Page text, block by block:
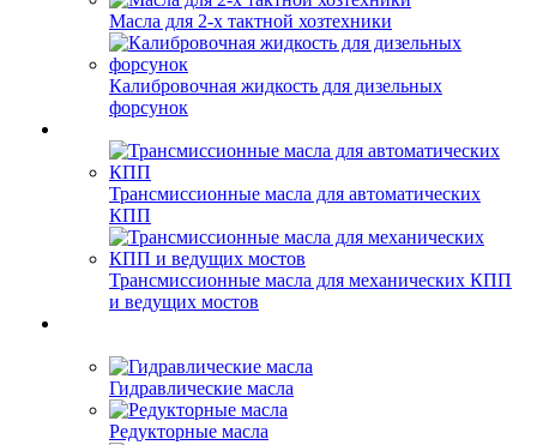
Масла для 2-х тактной хозтехники
Калибровочная жидкость для дизельных
форсунок
Трансмиссионные масла для автоматических
КПП
Трансмиссионные масла для механических КПП
и ведущих мостов
Гидравлические масла
Редукторные масла